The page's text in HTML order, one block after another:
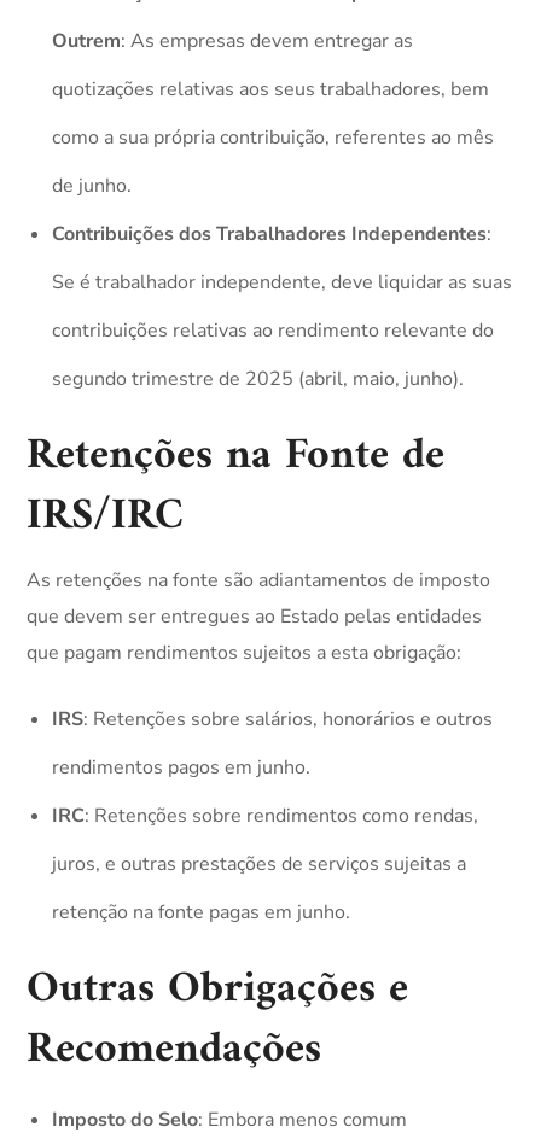
Outrem: As empresas devem entregar as
quotizações relativas aos seus trabalhadores, bem
como a sua própria contribuição, referentes ao mês
de junho.
Contribuições dos Trabalhadores Independentes:
Se é trabalhador independente, deve liquidar as suas
contribuições relativas ao rendimento relevante do
segundo trimestre de 2025 (abril, maio, junho).
Retenções na Fonte de
IRS/IRC
As retenções na fonte são adiantamentos de imposto
que devem ser entregues ao Estado pelas entidades
que pagam rendimentos sujeitos a esta obrigação:
IRS: Retenções sobre salários, honorários e outros
rendimentos pagos em junho.
IRC: Retenções sobre rendimentos como rendas,
juros, e outras prestações de serviços sujeitas a
retenção na fonte pagas em junho.
Outras Obrigações e
Recomendações
Imposto do Selo: Embora menos comum